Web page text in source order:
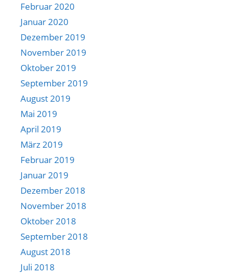
Februar 2020
Januar 2020
Dezember 2019
November 2019
Oktober 2019
September 2019
August 2019
Mai 2019
April 2019
März 2019
Februar 2019
Januar 2019
Dezember 2018
November 2018
Oktober 2018
September 2018
August 2018
Juli 2018